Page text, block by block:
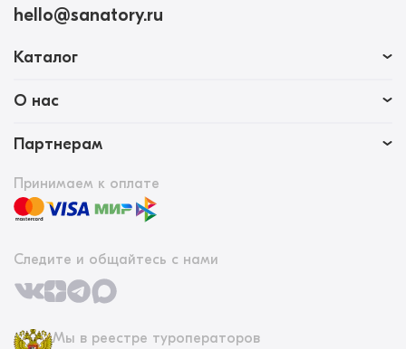
hello@sanatory.ru
Каталог
О нас
Партнерам
Принимаем к оплате
Следите и общайтесь с нами
Мы в реестре туроператоров